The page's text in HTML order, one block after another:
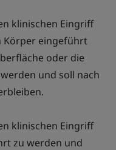
klinischen Eingriff
Körper eingeführt
oder die
und soll nach
klinischen Eingriff
zu werden und